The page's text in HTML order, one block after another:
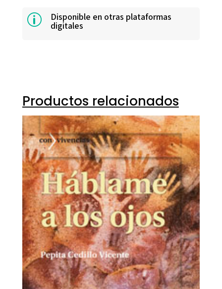
p Disponible en otras plataformas
digitales
Productos relacionados